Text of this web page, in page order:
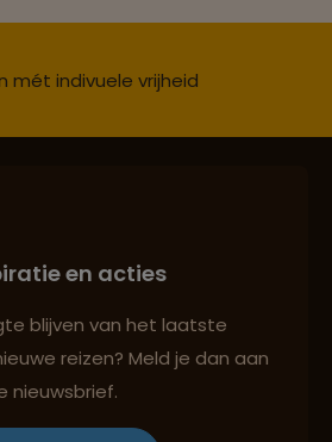
over Johannesburg
over Kaap de Goede
deskundig reisadvies
reisroutes
mét indivuele vrijheid
en acties
blijven van het laatste
reizen? Meld je dan aan
nieuwsbrief.